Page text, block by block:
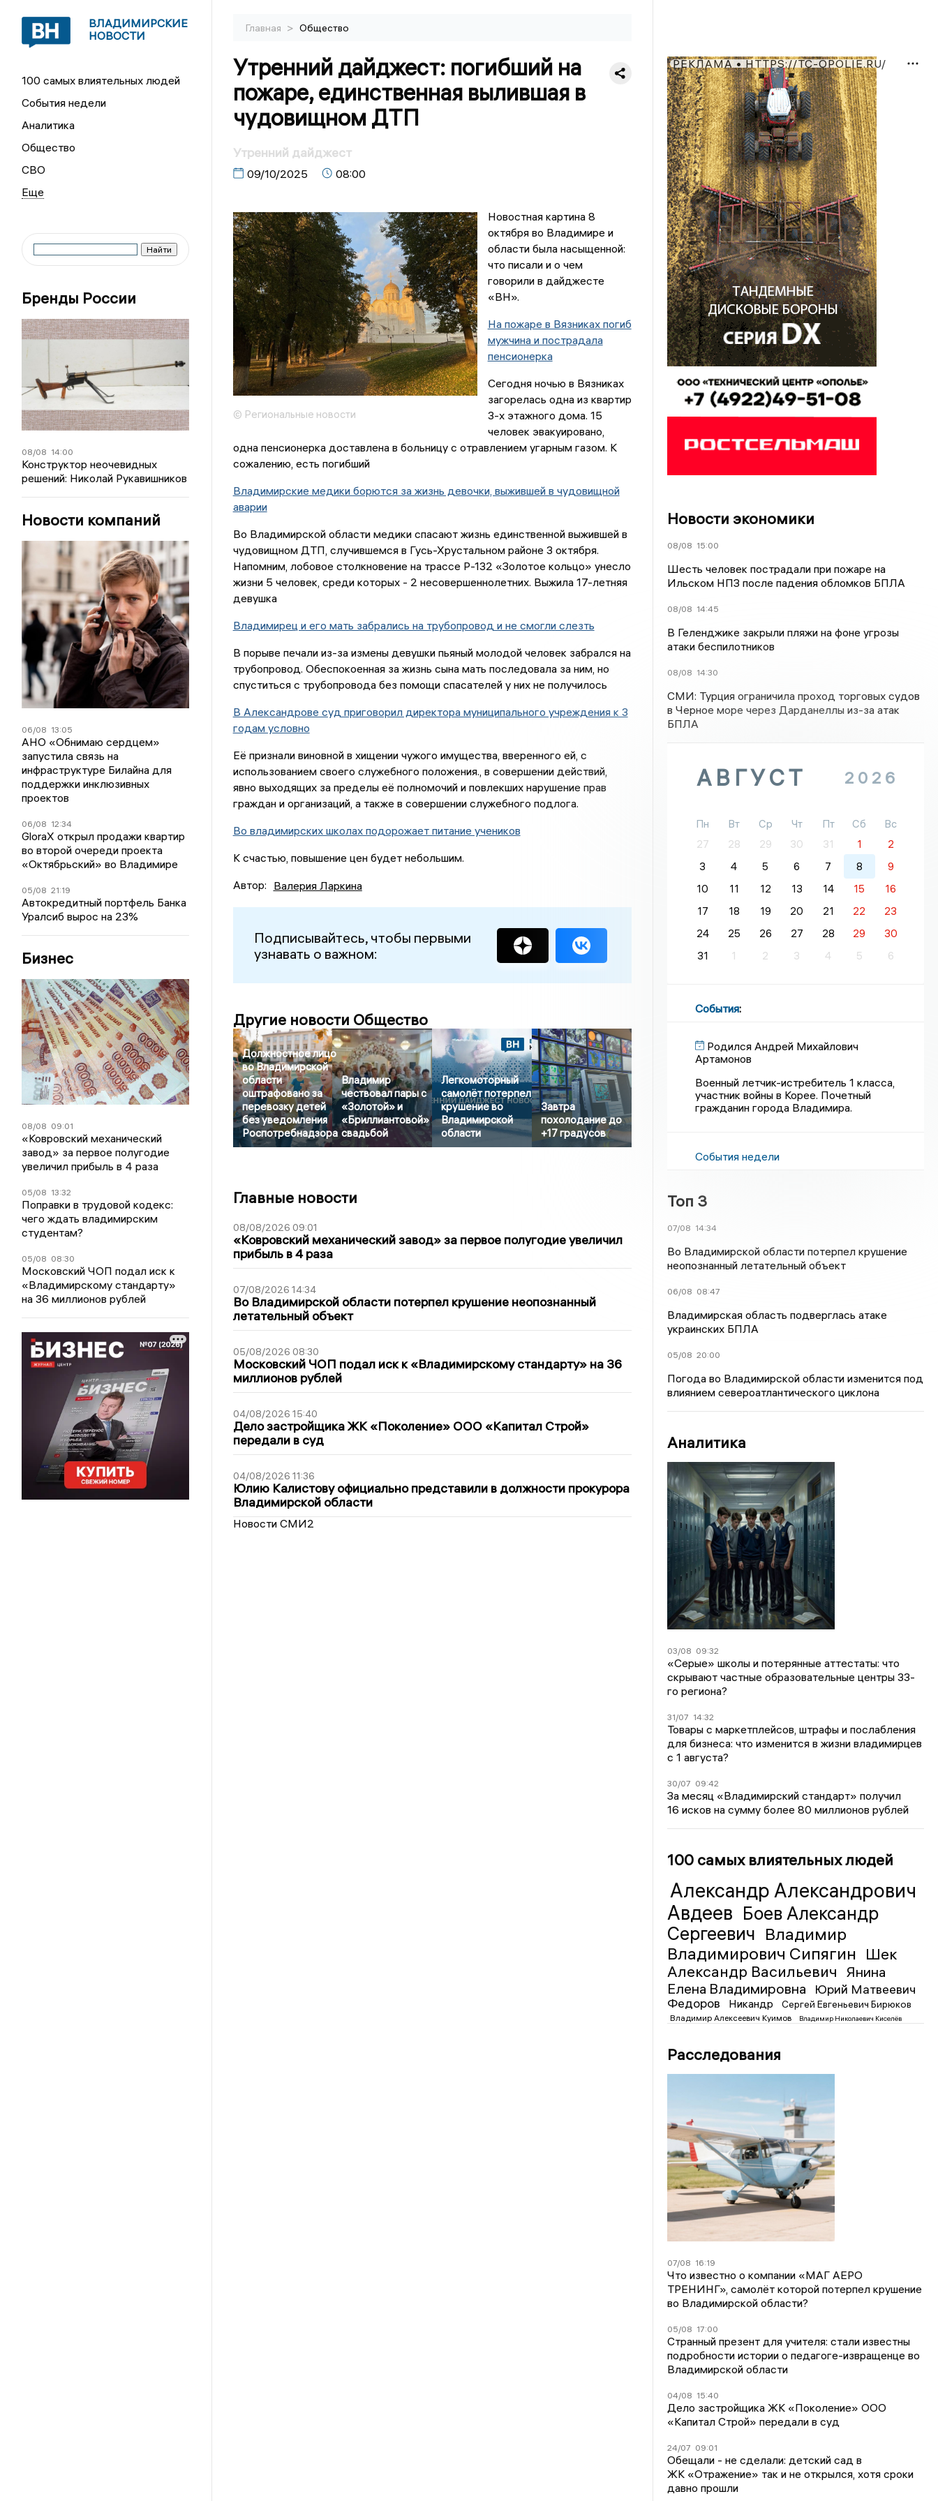
ВЛАДИМИРСКИЕ
НОВОСТИ
100 самых влиятельных людей
События недели
Аналитика
Общество
СВО
Бренды России
08/08 14:00
Конструктор неочевидных
решений: Николай Рукавишников
Новости компаний
06/08 13:05
АНО «Обнимаю сердцем»
запустила связь на
инфраструктуре Билайна для
поддержки инклюзивных
проектов
06/08 12:34
GloraX открыл продажи квартир
во второй очереди проекта
«Октябрьский» во Владимире
05/08 21:19
Автокредитный портфель Банка
Уралсиб вырос на 23%
Бизнес
08/08 09:01
«Ковровский механический
завод» за первое полугодие
увеличил прибыль в 4 раза
05/08 13:32
Поправки в трудовой кодекс:
чего ждать владимирским
студентам?
05/08 08:30
Московский ЧОП подал иск к
«Владимирскому стандарту»
на 36 миллионов рублей
Главная > Общество
Утренний дайджест: погибший на
пожаре, единственная вылившая в
чудовищном ДТП
Утренний дайджест
09/10/2025 08:00
© Региональные новости
Новостная картина 8
октября во Владимире и
области была насыщенной:
что писали и о чем
говорили в дайджесте
«ВН».
На пожаре в Вязниках погиб
мужчина и пострадала
пенсионерка
Сегодня ночью в Вязниках
загорелась одна из квартир
3-х этажного дома. 15
человек эвакуировано,
одна пенсионерка доставлена в больницу с отравлением угарным газом. К
сожалению, есть погибший
Владимирские медики борются за жизнь девочки, выжившей в чудовищной
аварии
Во Владимирской области медики спасают жизнь единственной выжившей в
чудовищном ДТП, случившемся в Гусь-Хрустальном районе 3 октября.
Напомним, лобовое столкновение на трассе Р-132 «Золотое кольцо» унесло
жизни 5 человек, среди которых - 2 несовершеннолетних. Выжила 17-летняя
девушка
Владимирец и его мать забрались на трубопровод и не смогли слезть
В порыве печали из-за измены девушки пьяный молодой человек забрался на
трубопровод. Обеспокоенная за жизнь сына мать последовала за ним, но
спуститься с трубопровода без помощи спасателей у них не получилось
В Александрове суд приговорил директора муниципального учреждения к 3
годам условно
Её признали виновной в хищении чужого имущества, вверенного ей, с
использованием своего служебного положения., в совершении действий,
явно выходящих за пределы её полномочий и повлекших нарушение прав
граждан и организаций, а также в совершении служебного подлога.
Во владимирских школах подорожает питание учеников
К счастью, повышение цен будет небольшим.
Автор: Валерия Ларкина
Подписывайтесь, чтобы первыми
узнавать о важном:
Другие новости Общество
Должностное лицо
во Владимирской
области
оштрафовано за
перевозку детей
без уведомления
Роспотребнадзора
Владимир
чествовал пары с
«Золотой» и
«Бриллиантовой»
свадьбой
Легкомоторный
самолёт потерпел
крушение во
Владимирской
области
Завтра
похолодание до
+17 градусов
Главные новости
08/08/2026 09:01
«Ковровский механический завод» за первое полугодие увеличил
прибыль в 4 раза
07/08/2026 14:34
Во Владимирской области потерпел крушение неопознанный
летательный объект
05/08/2026 08:30
Московский ЧОП подал иск к «Владимирскому стандарту» на 36
миллионов рублей
04/08/2026 15:40
Дело застройщика ЖК «Поколение» ООО «Капитал Строй»
передали в суд
04/08/2026 11:36
Юлию Калистову официально представили в должности прокурора
Владимирской области
Новости СМИ2
РЕКЛАМА • HTTPS://TC-OPOLIE.RU/
Новости экономики
08/08 15:00
Шесть человек пострадали при пожаре на
Ильском НПЗ после падения обломков БПЛА
08/08 14:45
В Геленджике закрыли пляжи на фоне угрозы
атаки беспилотников
08/08 14:30
СМИ: Турция ограничила проход торговых судов
в Черное море через Дарданеллы из-за атак
БПЛА
АВГУСТ 2026
Пн Вт Ср Чт Пт Сб
Вс
27
28 29 30 31 1
2
3
4 5 6 7 8
9
10
11 12 13 14 15
16
17
18 19 20 21 22
23
24
25 26 27 28 29
30
31
1 2 3 4 5 6
События:
Родился Андрей Михайлович
Артамонов
Военный летчик-истребитель 1 класса,
участник войны в Корее. Почетный
гражданин города Владимира.
События недели
Топ 3
07/08 14:34
Во Владимирской области потерпел крушение
неопознанный летательный объект
06/08 08:47
Владимирская область подверглась атаке
украинских БПЛА
05/08 20:00
Погода во Владимирской области изменится под
влиянием североатлантического циклона
Аналитика
03/08 09:32
«Серые» школы и потерянные аттестаты: что
скрывают частные образовательные центры 33-
го региона?
31/07 14:32
Товары с маркетплейсов, штрафы и послабления
для бизнеса: что изменится в жизни владимирцев
с 1 августа?
30/07 09:42
За месяц «Владимирский стандарт» получил
16 исков на сумму более 80 миллионов рублей
100 самых влиятельных людей
Александр Александрович
Авдеев Боев Александр
Сергеевич Владимир
Владимирович Сипягин Шек
Александр Васильевич
Янина
Елена Владимировна
Юрий Матвеевич
Федоров
Никандр Сергей Евгеньевич Бирюков
Владимир Алексеевич Куимов Владимир Николаевич Киселёв
Расследования
07/08 16:19
Что известно о компании «МАГ АЕРО
ТРЕНИНГ», самолёт которой потерпел крушение
во Владимирской области?
05/08 17:00
Странный презент для учителя: стали известны
подробности истории о педагоге-извращенце во
Владимирской области
04/08 15:40
Дело застройщика ЖК «Поколение» ООО
«Капитал Строй» передали в суд
24/07 09:01
Обещали - не сделали: детский сад в
ЖК «Отражение» так и не открылся, хотя сроки
давно прошли